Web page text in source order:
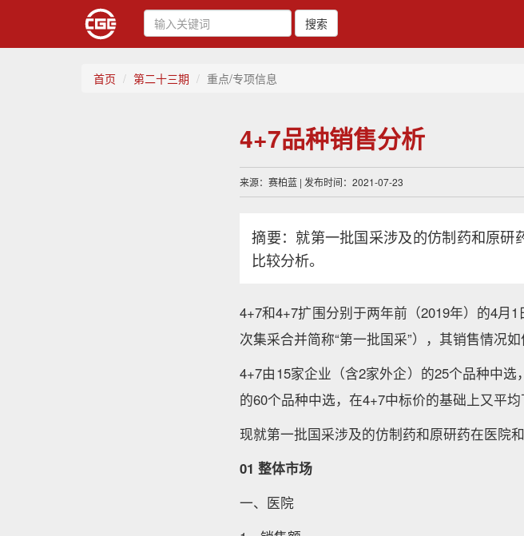
搜索
首页 第二十三期 重点/专项信息
4+7品种销售分析
来源：赛柏蓝 | 发布时间：2021-07-23
摘要：就第一批国采涉及的仿制药和原
比较分析。
4+7和4+7扩围分别于两年前（2019年）的4月
次集采合并简称“第一批国采”），其销售情况如
4+7由15家企业（含2家外企）的25个品种中选
的60个品种中选，在4+7中标价的基础上又平均
现就第一批国采涉及的仿制药和原研药在医院
01 整体市场
一、医院